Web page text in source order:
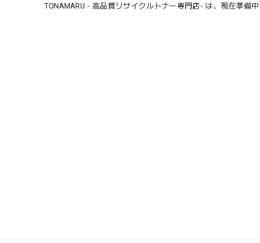
TONAMARU - 高品質リサイクルトナー専門店- は、現在準備中